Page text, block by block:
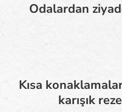
Odalardan
Kısa
karışık